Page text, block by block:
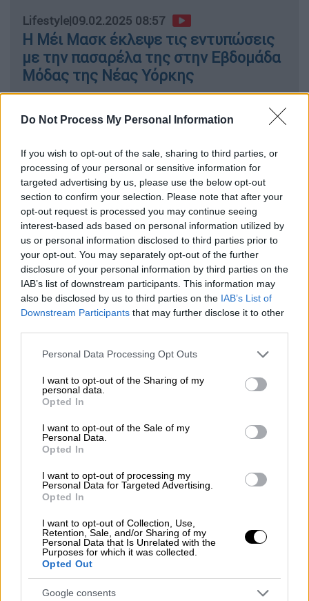
Do Not Process My Personal Information
If you wish to opt-out of the sale, sharing to third parties, or
processing of your personal or sensitive information for
targeted advertising by us, please use the below opt-out
section to confirm your selection. Please note that after your
opt-out request is processed you may continue seeing
interest-based ads based on personal information utilized by
us or personal information disclosed to third parties prior to
your opt-out. You may separately opt-out of the further
disclosure of your personal information by third parties on the
IAB’s list of downstream participants. This information may
also be disclosed by us to third parties on the IAB’s List of
Downstream Participants that may further disclose it to other
Please note that this website/app uses one or more Google
not limited to your visit or usage behaviour. You may click to
grant or deny consent to Google and its third-party tags to
use your data for below specified purposes in below Google
consent section.
Personal Data Processing Opt Outs
I want to opt-out of the Sharing of my
personal data.
Opted In
I want to opt-out of the Sale of my
Personal Data.
Opted In
I want to opt-out of processing my
Personal Data for Targeted Advertising.
Opted In
I want to opt-out of Collection, Use,
Retention, Sale, and/or Sharing of my
Personal Data that Is Unrelated with the
Purposes for which it was collected.
Opted Out
Google consents
Lifestyle|09.02.2025 08:57
Η Μέι Μασκ έκλεψε τις εντυπώσεις
με την πασαρέλα της στην Εβδομάδα
Μόδας της Νέας Υόρκης
Στον προσωπικό της λογαριασμό στο Χ, η
συγγραφέαςδημοσίευσε μία φωτογραφία
του Τραμπ, στην οποία περιτριγυρίζεται από
νεαρές γυναίκες και κορίτσια μετά την
υπογραφή του εκτελεστικού διατάγματος,
αναφέροντας το εξής: «Συγχαρητήρια σε
κάθε άτομο της Aριστεράς που καταστρέφει
τα δικαιώματα των γυναικών και των
κοριτσιών. Χωρίς εσάς, δεν θα υπήρχαν
τέτοιες εικόνες».
Το εκτελεστικό διάταγμα, που υπεγράφη
στις 5 Φεβρουαρίου, επισημαίνει ότι «τα
τελευταία χρόνια, πολλά εκπαιδευτικά
σε άνδρες να αγωνίζονται σε γυναικεία
αθλήματα,κάτι που είναι εξευτελιστικό,
άδικο και επικίνδυνο για τις γυναίκες και τα
κορίτσια».
Congratulations to every single
person on the left who’s been
campaigning to destroy women’s and
girls’ rights. Without you, there’d be
no images like this.